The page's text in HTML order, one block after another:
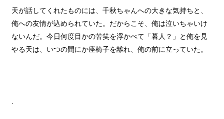
天が話してくれたものには、千秋ちゃんへの大きな気持ちと、
俺への友情が込められていた。だからこそ、俺は泣いちゃいけ
ないんだ。今日何度目かの苦笑を浮かべて「暮人？」と俺を見
やる天は、いつの間にか座椅子を離れ、俺の前に立っていた。